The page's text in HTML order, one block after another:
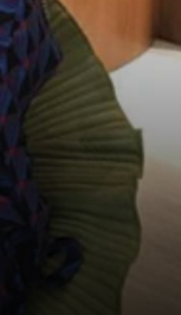
VER
VER TODAS LAS